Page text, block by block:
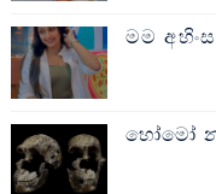
මම
හෝමෝ